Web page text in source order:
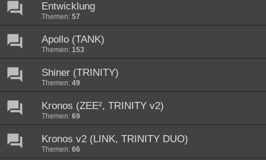
Entwicklung
Themen: 57
Apollo (TANK)
Themen: 153
Shiner (TRINITY)
Themen: 49
Kronos (ZEE², TRINITY v2)
Themen: 69
Kronos v2 (LINK, TRINITY DUO)
Themen: 66